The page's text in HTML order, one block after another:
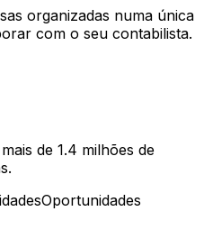
organizadas numa única
com o seu contabilista.
de 1.4 milhões de
Oportunidades